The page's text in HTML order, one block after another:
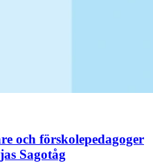
och förskolepedagoger
Sagotåg